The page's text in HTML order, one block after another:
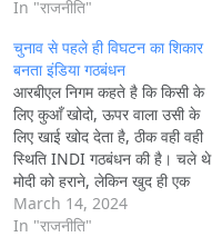
In "राजनीति"
चुनाव से पहले ही विघटन का शिकार
बनता इंडिया गठबंधन
आरबीएल निगम कहते है कि किसी के
लिए कुआँ खोदो, ऊपर वाला उसी के
लिए खाई खोद देता है, ठीक वही वही
स्थिति INDI गठबंधन की है। चले थे
मोदी को हराने, लेकिन खुद ही एक
दूसरे को हराने को आतुर हैं। अगर
यही हालत रहे 2024 तो क्या
March 14, 2024
In "राजनीति"